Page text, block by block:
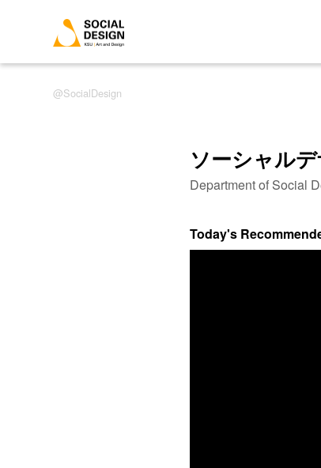
SocialDesign
ソーシャル
Department of Social
Today's